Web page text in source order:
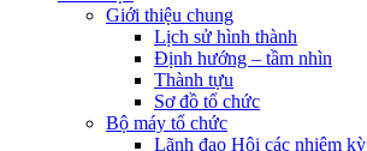
Giới thiệu chung
Lịch sử hình thành
Định hướng – tầm nhìn
Thành tựu
Sơ đồ tổ chức
Bộ máy tổ chức
Lãnh đạo Hội các nhiệm kỳ